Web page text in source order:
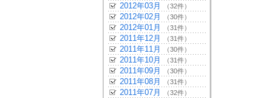
2012年03月 （32件）
2012年02月 （30件）
2012年01月 （31件）
2011年12月 （31件）
2011年11月 （30件）
2011年10月 （31件）
2011年09月 （30件）
2011年08月 （31件）
2011年07月 （32件）